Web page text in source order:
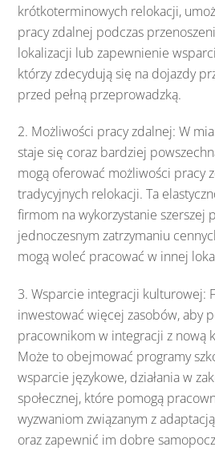
krótkoterminowych relokacji,
pracy zdalnej podczas
lokalizacji lub zapewnienie
którzy zdecydują się na dojazdy
przed pełną przeprowadzką.
2. Możliwości pracy zdalnej: W
staje się coraz bardziej
mogą oferować możliwości pracy
tradycyjnych relokacji. Ta
firmom na wykorzystanie szerszej
jednoczesnym zatrzymaniu
mogą woleć pracować w innej
3. Wsparcie integracji kulturowej:
inwestować więcej zasobów, aby
pracownikom w integracji z nową
Może to obejmować programy
wsparcie językowe, działania w
społecznej, które pomogą
wyzwaniom związanym z
oraz zapewnić im dobre